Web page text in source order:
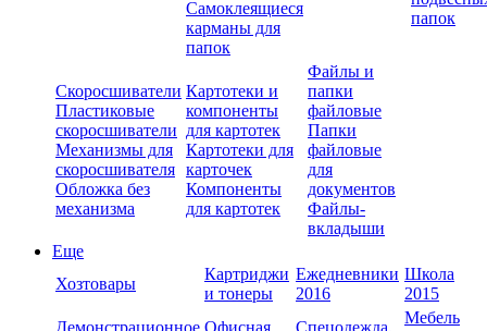
Самоклеящиеся
карманы для
папок
папок
Скоросшиватели
Пластиковые
скоросшиватели
Механизмы для
скоросшивателя
Обложка без
механизма
Картотеки и
компоненты
для картотек
Картотеки для
карточек
Компоненты
для картотек
Файлы и
папки
файловые
Папки
файловые
для
документов
Файлы-
вкладыши
Еще
Хозтовары
Картриджи
и тонеры
Ежедневники
2016
Школа
2015
Демонстрационное Офисная
Спецодежда,
Мебель